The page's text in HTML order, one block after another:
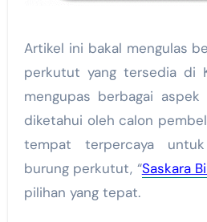
Artikel ini bakal mengulas
perkutut yang tersedia di
mengupas berbagai
diketahui oleh calon
tempat terpercaya
burung perkutut, “Saskara
pilihan yang tepat.